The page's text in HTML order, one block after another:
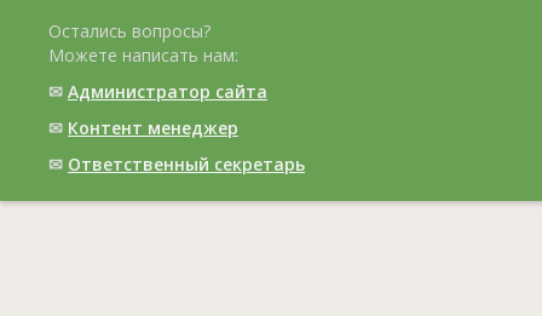
Остались вопросы?
Можете написать нам:
✉ Администратор сайта
✉ Контент менеджер
✉ Ответственный cекретарь